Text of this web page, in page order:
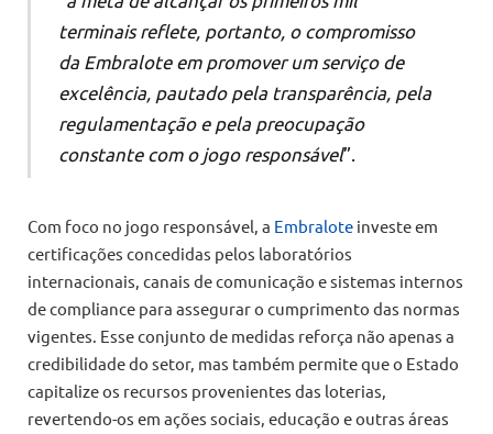
terminais reflete, portanto, o compromisso
da Embralote em promover um serviço de
excelência, pautado pela transparência, pela
regulamentação e pela preocupação
constante com o jogo responsável”.
Com foco no jogo responsável, a Embralote investe em
certificações concedidas pelos laboratórios
internacionais, canais de comunicação e sistemas internos
de compliance para assegurar o cumprimento das normas
vigentes. Esse conjunto de medidas reforça não apenas a
credibilidade do setor, mas também permite que o Estado
capitalize os recursos provenientes das loterias,
revertendo-os em ações sociais, educação e outras áreas